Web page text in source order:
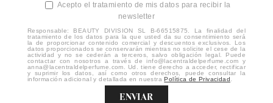
Acepto el tratamiento de mis datos para recibir la
newsletter
Responsable: BEAUTY DIVISION SL B-66515875. La finalidad del
tratamiento de los datos para la que usted da su consentimiento será
la de proporcionar contenido comercial y descuentos exclusivos. Los
datos proporcionados se conservarán mientras no solicite el cese de la
actividad y no se cederán a terceros, salvo obligación legal. Puede
contactar con nosotros a través de info@lacentraldelperfume.com y
anna@lacentraldelperfume.com. Ud. tiene derecho a acceder, rectificar
y suprimir los datos, así como otros derechos, puede consultar la
información adicional y detallada en nuestraPolítica de Privacidad
ENVIAR